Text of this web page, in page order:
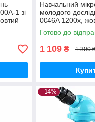
1 зі
Навчальний
молодого
0046A 1200х,
кольору
free-shopping-
Готово до
1 109 ₴ 1 300 ₴
–14%